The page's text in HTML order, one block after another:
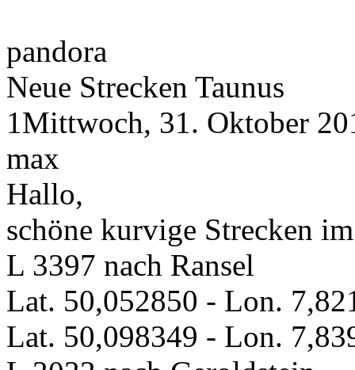
pandora
Neue Strecken Taunus
1Mittwoch, 31. Oktober
max
Hallo,
schöne kurvige Strecken
L 3397 nach Ransel
Lat. 50,052850 - Lon.
Lat. 50,098349 - Lon.